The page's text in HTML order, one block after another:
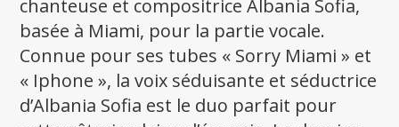
chanteuse et compositrice Albania Sofia,
basée à Miami, pour la partie vocale.
Connue pour ses tubes « Sorry Miami » et
« Iphone », la voix séduisante et séductrice
d’Albania Sofia est le duo parfait pour